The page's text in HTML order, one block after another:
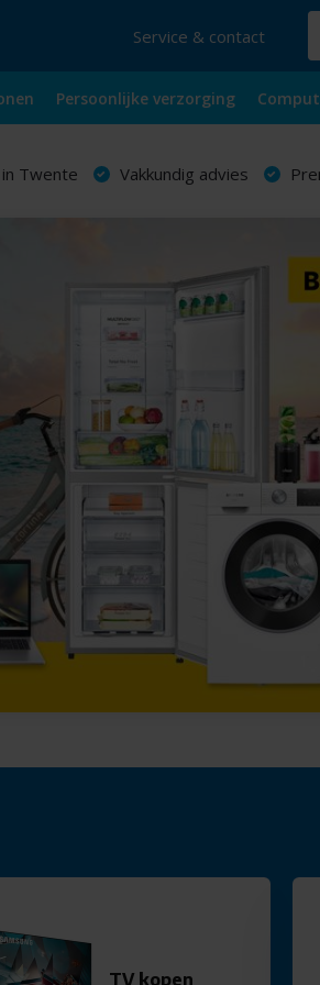
Service & contact
Persoonlijke verzorging
Twente Vakkundig advies
TV kopen